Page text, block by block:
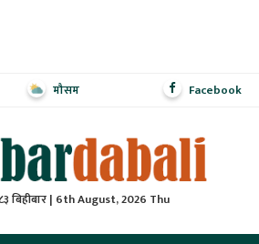
मौसम Facebook
बिहीबार | 6th August, 2026 Thu